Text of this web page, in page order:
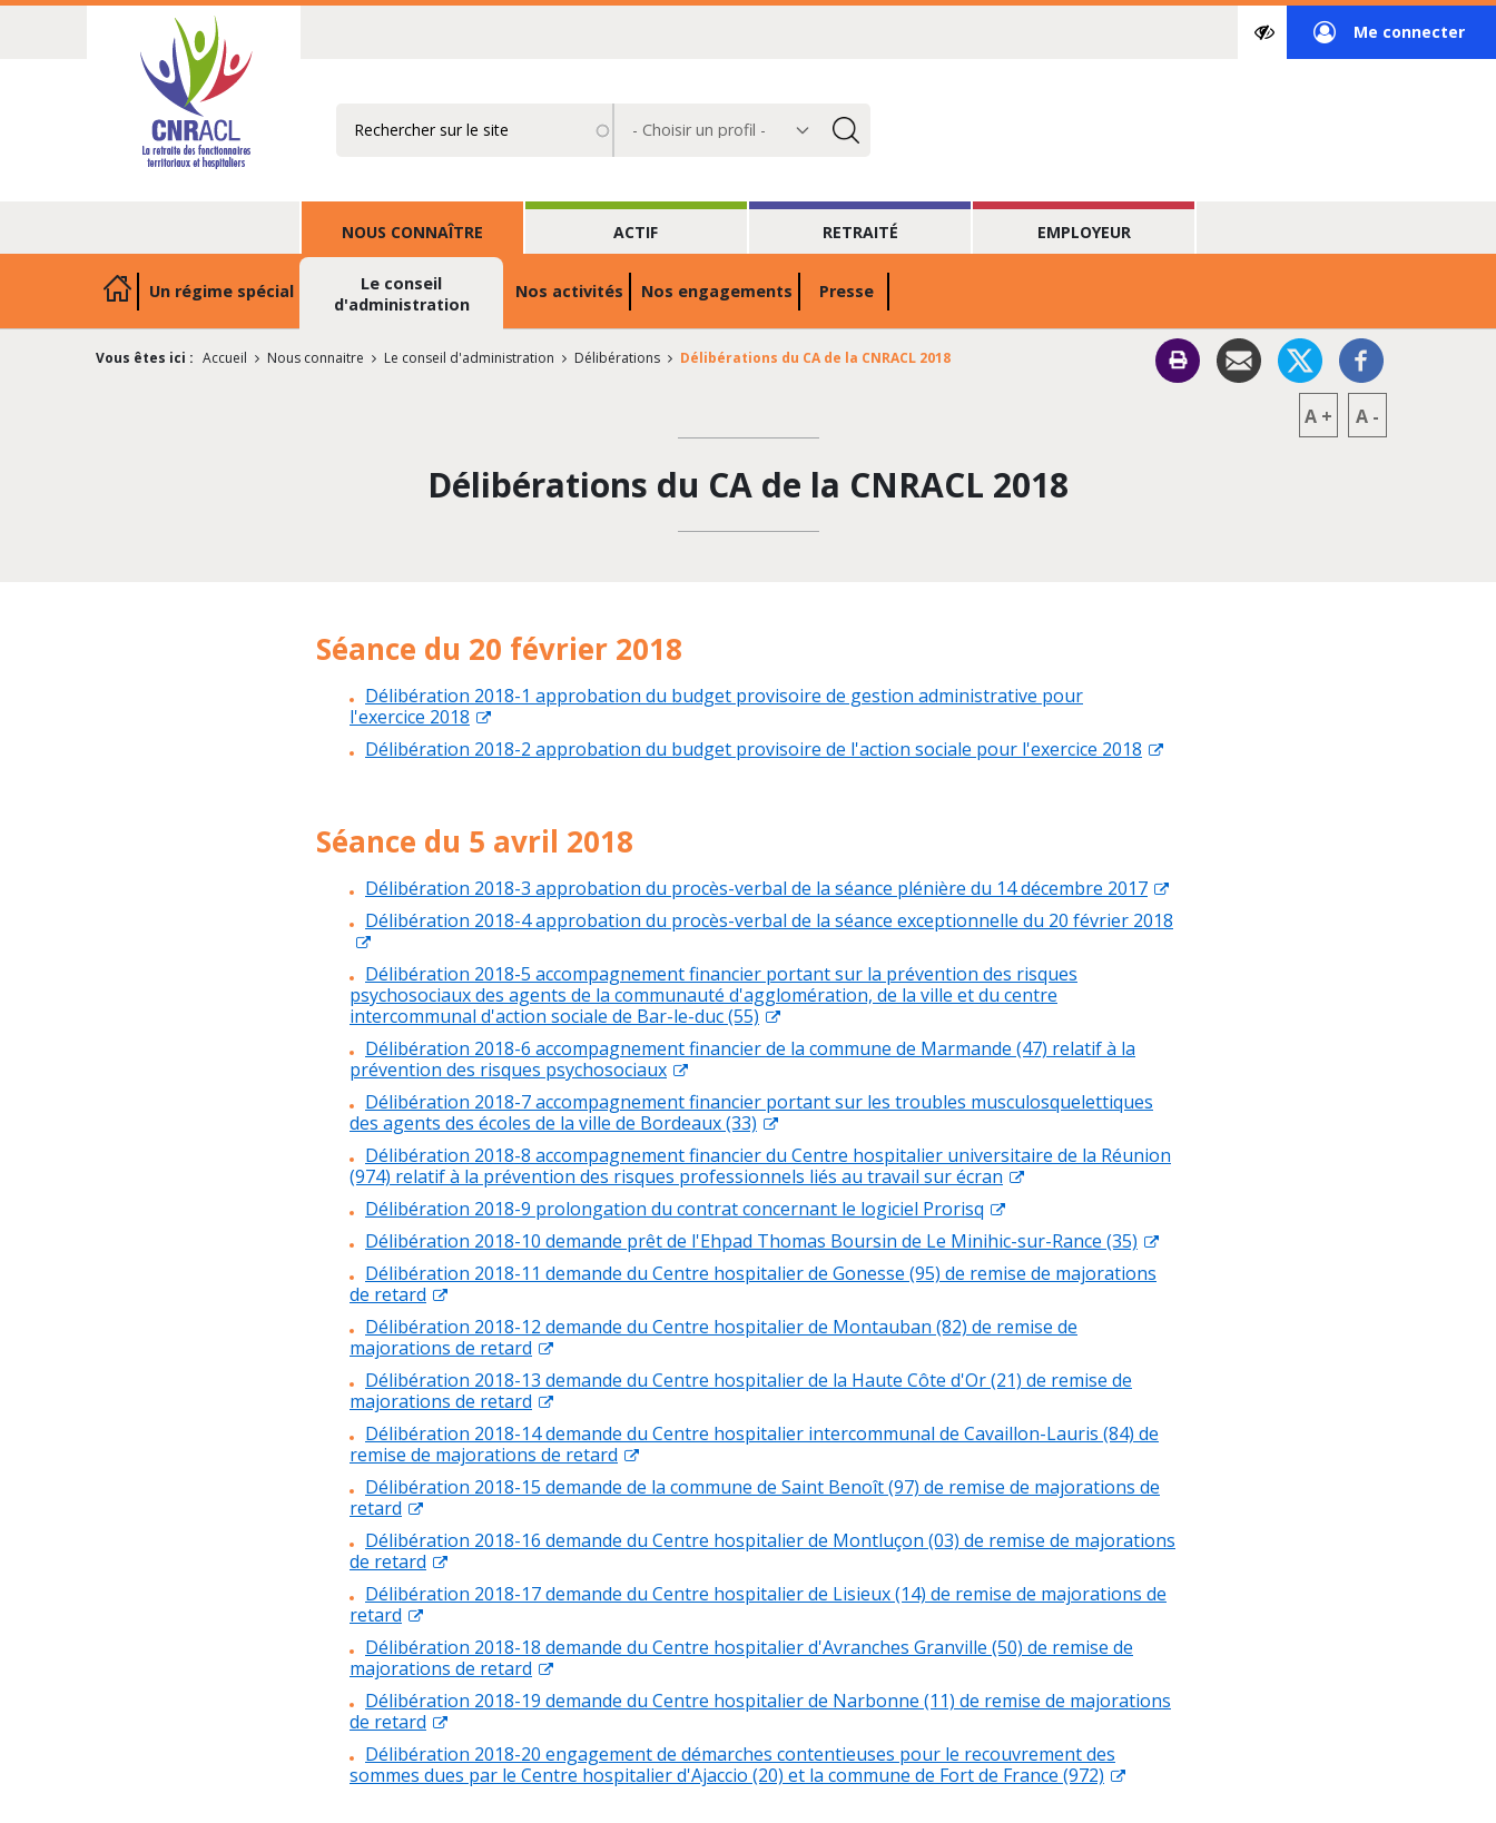
Paramètres
d’accessibilité
Me connecter
à
profil
NOUS CONNAÎTRE ACTIF RETRAITÉ EMPLOYEUR
Un régime spécial
Le conseil
d'administration
Nos activités Nos engagements Presse
Vous êtes ici : Accueil Nous connaitre Le conseil d'administration Délibérations Délibérations du CA de la CNRACL 2018
A + A -
Délibérations du CA de la CNRACL 2018
Séance du 20 février 2018
Délibération 2018-1 approbation du budget provisoire de gestion administrative pour
l'exercice 2018
Délibération 2018-2 approbation du budget provisoire de l'action sociale pour l'exercice 2018
Séance du 5 avril 2018
Délibération 2018-3 approbation du procès-verbal de la séance plénière du 14 décembre 2017
Délibération 2018-4 approbation du procès-verbal de la séance exceptionnelle du 20 février 2018
Délibération 2018-5 accompagnement financier portant sur la prévention des risques
psychosociaux des agents de la communauté d'agglomération, de la ville et du centre
intercommunal d'action sociale de Bar-le-duc (55)
Délibération 2018-6 accompagnement financier de la commune de Marmande (47) relatif à la
prévention des risques psychosociaux
Délibération 2018-7 accompagnement financier portant sur les troubles musculosquelettiques
des agents des écoles de la ville de Bordeaux (33)
Délibération 2018-8 accompagnement financier du Centre hospitalier universitaire de la Réunion
(974) relatif à la prévention des risques professionnels liés au travail sur écran
Délibération 2018-9 prolongation du contrat concernant le logiciel Prorisq
Délibération 2018-10 demande prêt de l'Ehpad Thomas Boursin de Le Minihic-sur-Rance (35)
Délibération 2018-11 demande du Centre hospitalier de Gonesse (95) de remise de majorations
de retard
Délibération 2018-12 demande du Centre hospitalier de Montauban (82) de remise de
majorations de retard
Délibération 2018-13 demande du Centre hospitalier de la Haute Côte d'Or (21) de remise de
majorations de retard
Délibération 2018-14 demande du Centre hospitalier intercommunal de Cavaillon-Lauris (84) de
remise de majorations de retard
Délibération 2018-15 demande de la commune de Saint Benoît (97) de remise de majorations de
retard
Délibération 2018-16 demande du Centre hospitalier de Montluçon (03) de remise de majorations
de retard
Délibération 2018-17 demande du Centre hospitalier de Lisieux (14) de remise de majorations de
retard
Délibération 2018-18 demande du Centre hospitalier d'Avranches Granville (50) de remise de
majorations de retard
Délibération 2018-19 demande du Centre hospitalier de Narbonne (11) de remise de majorations
de retard
Délibération 2018-20 engagement de démarches contentieuses pour le recouvrement des
sommes dues par le Centre hospitalier d'Ajaccio (20) et la commune de Fort de France (972)